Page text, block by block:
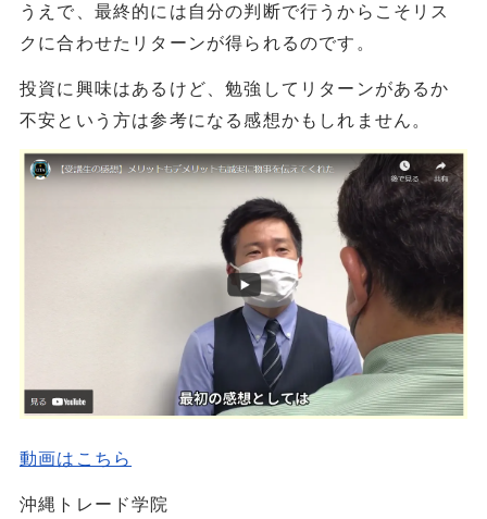
うえで、最終的には自分の判断で行うからこそリス
クに合わせたリターンが得られるのです。
投資に興味はあるけど、勉強してリターンがあるか
不安という方は参考になる感想かもしれません。
動画はこちら
沖縄トレード学院